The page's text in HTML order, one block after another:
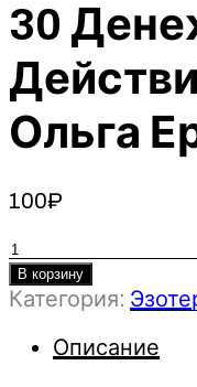
30
Ольга
100₽
Количество
товара
30
Действий
В корзину
Категория:
Описание